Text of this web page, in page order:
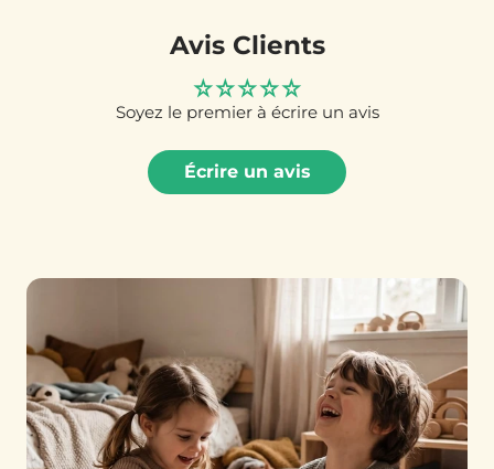
Avis Clients
Soyez le premier à écrire un avis
Écrire un avis